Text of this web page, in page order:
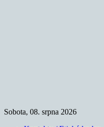
Sobota, 08. srpna 2026